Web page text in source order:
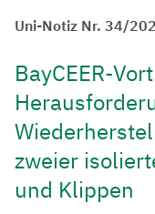
Uni-Notiz Nr. 34/
BayCEER-
zweier
und Klippen